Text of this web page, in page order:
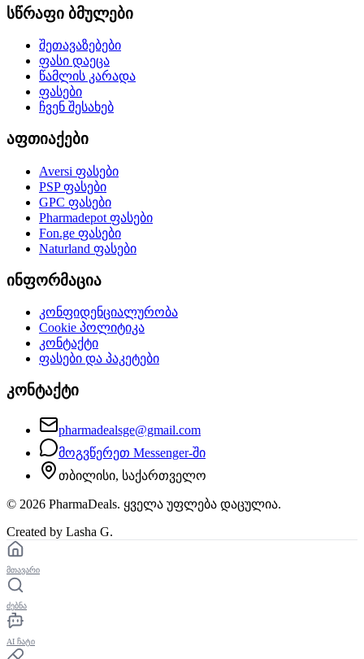
სწრაფი ბმულები
შეთავაზებები
ფასი დაეცა
წამლის კარადა
ფასები
ჩვენ შესახებ
აფთიაქები
Aversi ფასები
PSPფასები
GPC ფასები
Pharmadepot ფასები
Fon.ge ფასები
Naturland ფასები
ინფორმაცია
კონფიდენციალურობა
Cookie პოლიტიკა
კონტაქტი
ფასები და პაკეტები
კონტაქტი
pharmadealsge@gmail.com
მოგვწერეთ Messenger-ში
თბილისი, საქართველო
© 2026 PharmaDeals. ყველა უფლება დაცულია.
Created by Lasha G.
მთავარი
ძებნა
AI ჩატი